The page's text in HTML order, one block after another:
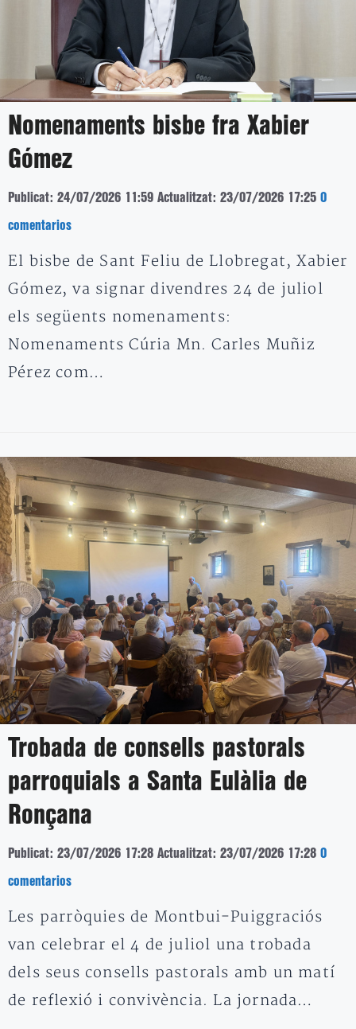
Nomenaments bisbe fra Xabier
Gómez
Publicat: 24/07/2026 11:59 Actualitzat: 23/07/2026 17:25 0
comentarios
El bisbe de Sant Feliu de Llobregat, Xabier
Gómez, va signar divendres 24 de juliol
els següents nomenaments:
Nomenaments Cúria Mn. Carles Muñiz
Pérez com…
Trobada de consells pastorals
parroquials a Santa Eulàlia de
Ronçana
Publicat: 23/07/2026 17:28 Actualitzat: 23/07/2026 17:28 0
comentarios
Les parròquies de Montbui-Puiggraciós
van celebrar el 4 de juliol una trobada
dels seus consells pastorals amb un matí
de reflexió i convivència. La jornada…